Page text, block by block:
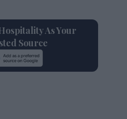
As Your
Source